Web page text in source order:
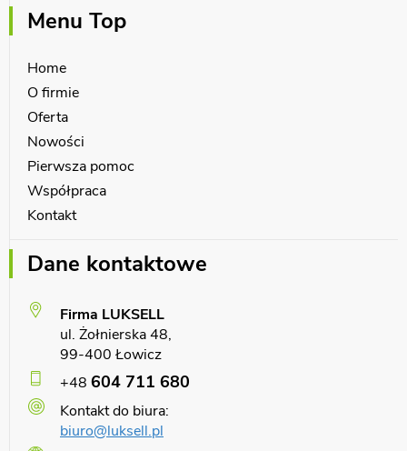
Menu Top
Home
O firmie
Oferta
Nowości
Pierwsza pomoc
Współpraca
Kontakt
Dane kontaktowe
Firma LUKSELL
ul. Żołnierska 48,
99-400 Łowicz
+48 604 711 680
Kontakt do biura:
biuro@luksell.pl